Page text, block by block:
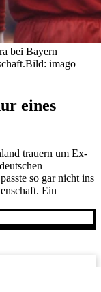
bei Bayern
Bild: imago
eines
trauern um Ex-
so gar nicht ins
Ein